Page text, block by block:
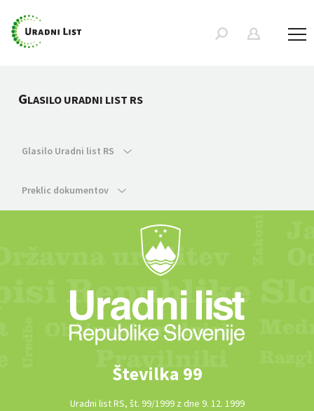
GLASILO URADNI LIST RS
Glasilo Uradni list RS
Preklic dokumentov
Številka 99
Uradni list RS, št. 99/1999 z dne 9. 12. 1999